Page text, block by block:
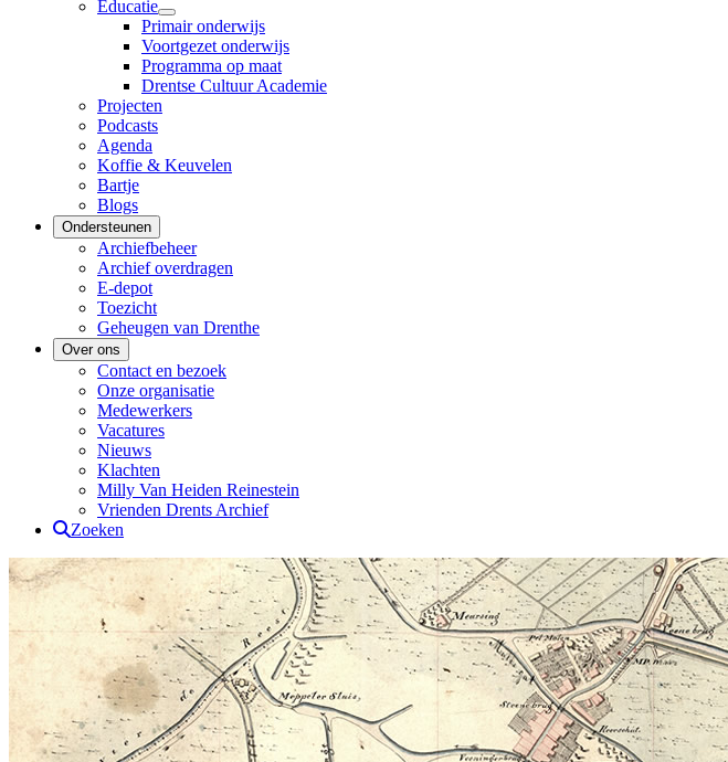
Educatie
Primair onderwijs
Voortgezet onderwijs
Programma op maat
Drentse Cultuur Academie
Projecten
Podcasts
Agenda
Koffie & Keuvelen
Bartje
Blogs
Ondersteunen
Archiefbeheer
Archief overdragen
E-depot
Toezicht
Geheugen van Drenthe
Over ons
Contact en bezoek
Onze organisatie
Medewerkers
Vacatures
Nieuws
Klachten
Milly Van Heiden Reinestein
Vrienden Drents Archief
Zoeken
Drents Archief